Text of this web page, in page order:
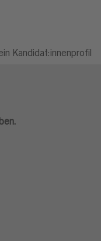
Kandidat:innenprofil